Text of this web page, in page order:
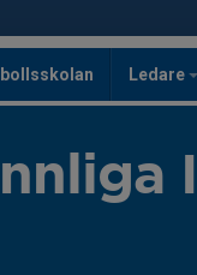
Ledare